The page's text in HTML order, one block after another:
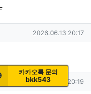
작성일
2026.06.13 20:17
작성일
2026.06.14 20:19
카카오톡 문의
bkk543